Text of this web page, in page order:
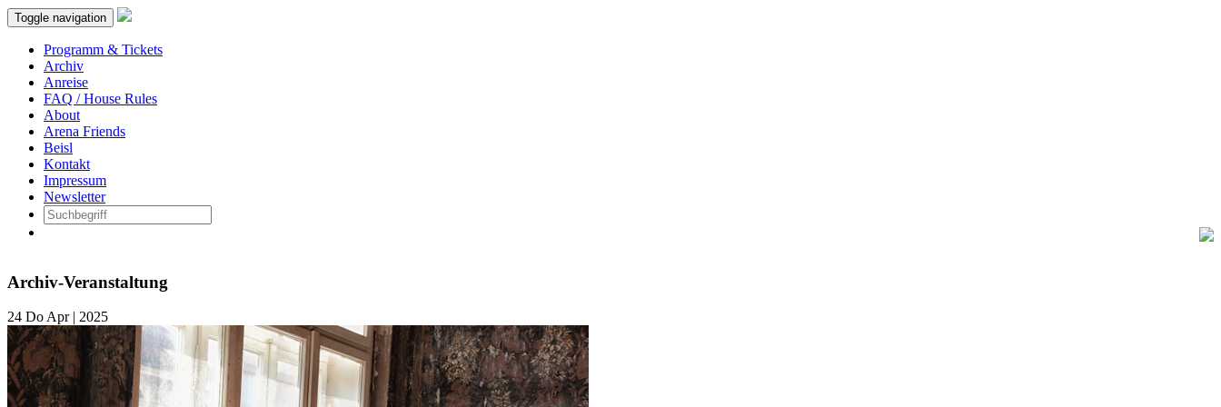
Toggle navigation
Programm & Tickets
Archiv
Anreise
FAQ / House Rules
About
Arena Friends
Beisl
Kontakt
Impressum
Newsletter
Archiv-Veranstaltung
24 DoApr | 2025